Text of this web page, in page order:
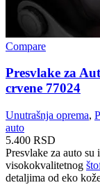
Compare
Presvlake za
crvene 77024
Unutrašnja oprema,
auto
5.400 RSD
Presvlake za auto su
visokokvalitetnog
detaljima od eko